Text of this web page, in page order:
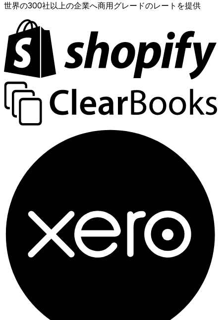
世界の300社以上の企業へ商用グレードのレートを提供